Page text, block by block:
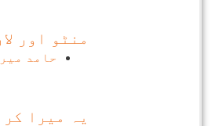
منٹو اور
حامد میر
یہ میرا